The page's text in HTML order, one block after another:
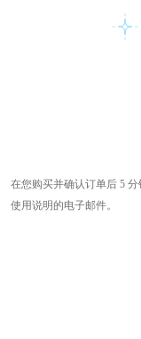
在您购买并确认订单后 5
使用说明的电子邮件。